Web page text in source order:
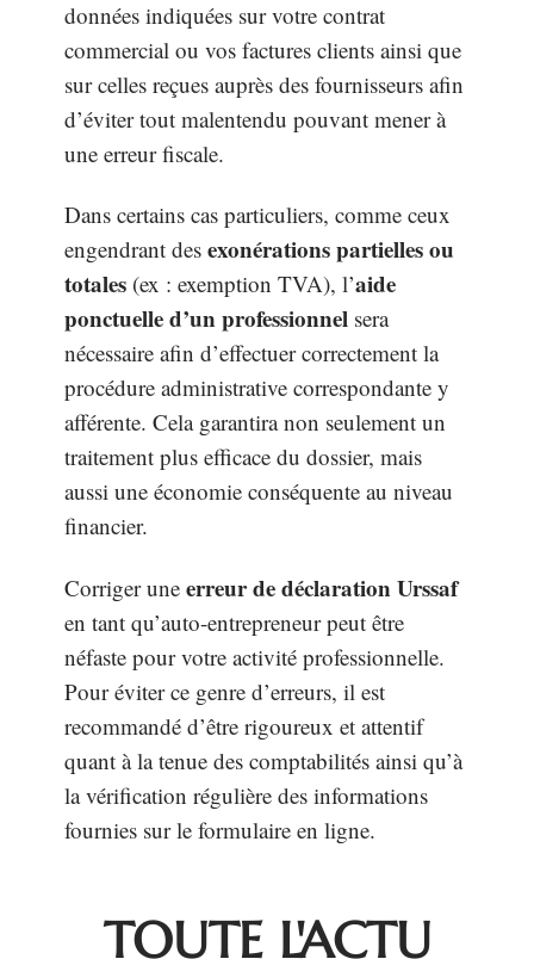
données indiquées sur votre contrat
commercial ou vos factures clients ainsi que
sur celles reçues auprès des fournisseurs afin
d’éviter tout malentendu pouvant mener à
une erreur fiscale.
Dans certains cas particuliers, comme ceux
engendrant des exonérations partielles ou
totales (ex : exemption TVA), l’aide
ponctuelle d’un professionnel sera
nécessaire afin d’effectuer correctement la
procédure administrative correspondante y
afférente. Cela garantira non seulement un
traitement plus efficace du dossier, mais
aussi une économie conséquente au niveau
financier.
Corriger une erreur de déclaration Urssaf
en tant qu’auto-entrepreneur peut être
néfaste pour votre activité professionnelle.
Pour éviter ce genre d’erreurs, il est
recommandé d’être rigoureux et attentif
quant à la tenue des comptabilités ainsi qu’à
la vérification régulière des informations
fournies sur le formulaire en ligne.
TOUTE L'ACTU